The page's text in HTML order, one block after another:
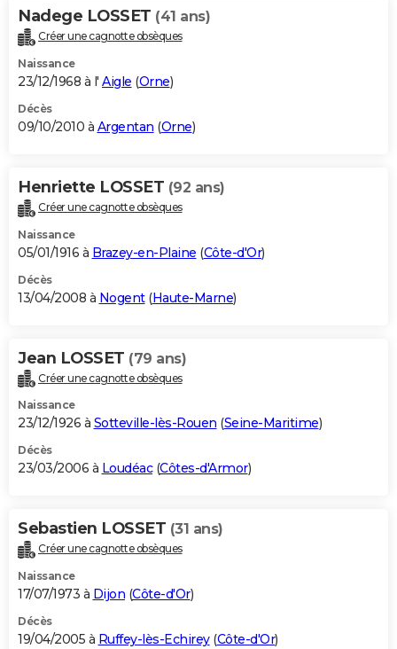
Nadege LOSSET (41 ans)
Créer une cagnotte obsèques
Naissance
23/12/1968 à l' Aigle (Orne)
Décès
09/10/2010 à Argentan (Orne)
Henriette LOSSET (92 ans)
Créer une cagnotte obsèques
Naissance
05/01/1916 à Brazey-en-Plaine (Côte-d'Or)
Décès
13/04/2008 à Nogent(Haute-Marne)
Jean LOSSET (79 ans)
Créer une cagnotte obsèques
Naissance
23/12/1926 à Sotteville-lès-Rouen (Seine-Maritime)
Décès
23/03/2006 à Loudéac(Côtes-d'Armor)
Sebastien LOSSET (31 ans)
Créer une cagnotte obsèques
Naissance
17/07/1973 à Dijon (Côte-d'Or)
Décès
19/04/2005 à Ruffey-lès-Echirey(Côte-d'Or)